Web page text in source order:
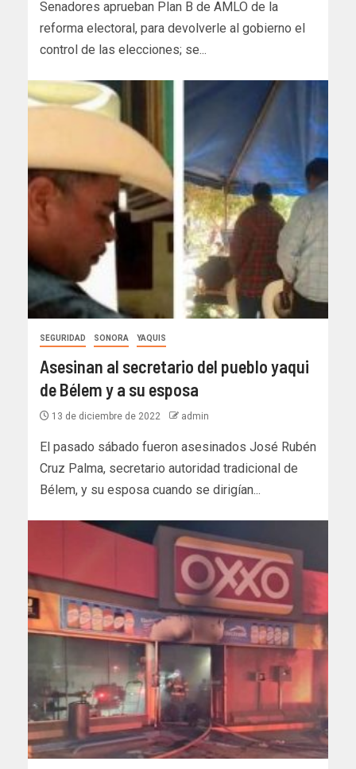
Senadores aprueban Plan B de AMLO de la
reforma electoral, para devolverle al gobierno el
control de las elecciones; se...
SEGURIDAD SONORA YAQUIS
Asesinan al secretario del pueblo yaqui
de Bélem y a su esposa
13 de diciembre de 2022 admin
El pasado sábado fueron asesinados José Rubén
Cruz Palma, secretario autoridad tradicional de
Bélem, y su esposa cuando se dirigían...